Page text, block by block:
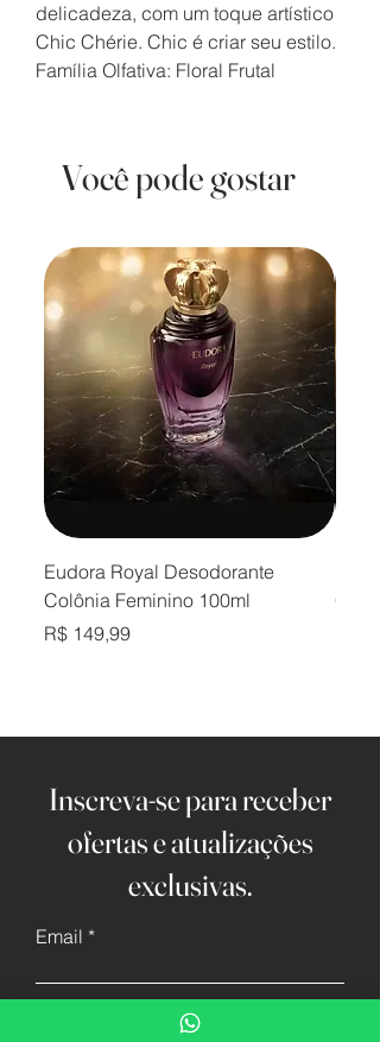
delicadeza, com um toque artístico
Chic Chérie. Chic é criar seu estilo.
Família Olfativa: Floral Frutal
Você pode gostar
Eudora Royal Desodorante
Colônia Feminino 100ml
Preço
R$ 149,99
Inscreva-se para receber
ofertas e atualizações
exclusivas.
Email
Cadastrar